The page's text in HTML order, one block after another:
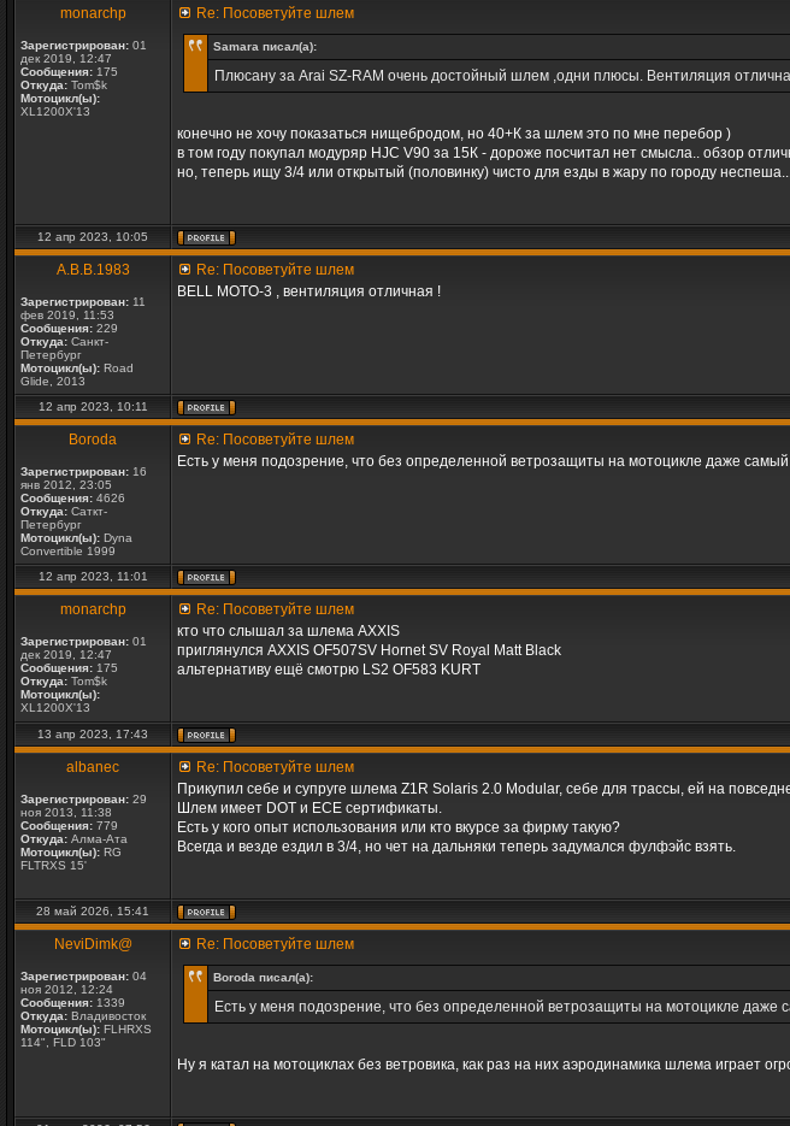
monarchp
Зарегистрирован: 01
дек 2019, 12:47
Сообщения: 175
Откуда: Tom$k
Мотоцикл(ы):
XL1200X'13
Re: Посоветуйте шлем
Samara писал(а):
Плюсану за Arai SZ-RAM очень достойный шлем ,одни плюсы. Вентиляция
конечно не хочу показаться нищебродом, но 40+К за шлем это по мне перебор )
в том году покупал модуряр HJC V90 за 15К - дороже посчитал нет смысла.. обзор
но, теперь ищу 3/4 или открытый (половинку) чисто для езды в жару по городу
12 апр 2023, 10:05
A.B.B.1983
Зарегистрирован: 11
фев 2019, 11:53
Сообщения: 229
Откуда: Санкт-
Петербург
Мотоцикл(ы): Road
Glide, 2013
Re: Посоветуйте шлем
BELL MOTO-3 , вентиляция отличная !
12 апр 2023, 10:11
Boroda
Зарегистрирован: 16
янв 2012, 23:05
Сообщения: 4626
Откуда: Саткт-
Петербург
Мотоцикл(ы): Dyna
Convertible 1999
Re: Посоветуйте шлем
Есть у меня подозрение, что без определенной ветрозащиты на мотоцикле даже
12 апр 2023, 11:01
monarchp
Зарегистрирован: 01
дек 2019, 12:47
Сообщения: 175
Откуда: Tom$k
Мотоцикл(ы):
XL1200X'13
Re: Посоветуйте шлем
кто что слышал за шлема AXXIS
приглянулся AXXIS OF507SV Hornet SV Royal Matt Black
альтернативу ещё смотрю LS2 OF583 KURT
13 апр 2023, 17:43
albanec
Зарегистрирован: 29
ноя 2013, 11:38
Сообщения: 779
Откуда: Алма-Ата
Мотоцикл(ы): RG
FLTRXS 15'
Re: Посоветуйте шлем
Прикупил себе и супруге шлема Z1R Solaris 2.0 Modular, себе для трассы, ей на
Шлем имеет DOT и ECE сертификаты.
Есть у кого опыт использования или кто вкурсе за фирму такую?
Всегда и везде ездил в 3/4, но чет на дальняки теперь задумался фулфэйс взять.
28 май 2026, 15:41
NeviDimk@
Зарегистрирован: 04
ноя 2012, 12:24
Сообщения: 1339
Откуда: Владивосток
Мотоцикл(ы): FLHRXS
114", FLD 103"
Re: Посоветуйте шлем
Boroda писал(а):
Есть у меня подозрение, что без определенной ветрозащиты на мотоцикле
Ну я катал на мотоциклах без ветровика, как раз на них аэродинамика шлема играет